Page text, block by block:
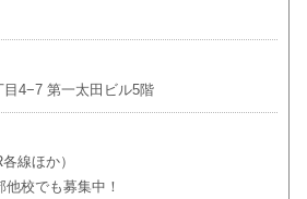
4−7 第一太田ビル5階
線ほか）
校でも募集中！